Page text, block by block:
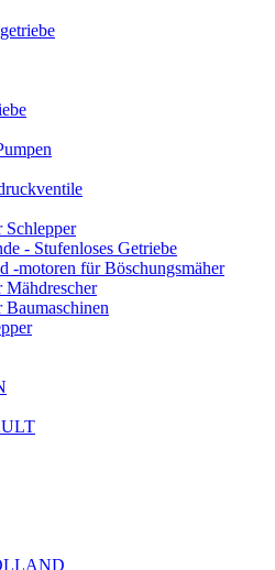
Schlepper
- Stufenloses Getriebe
-motoren für Böschungsmäher
Mähdrescher
Baumaschinen